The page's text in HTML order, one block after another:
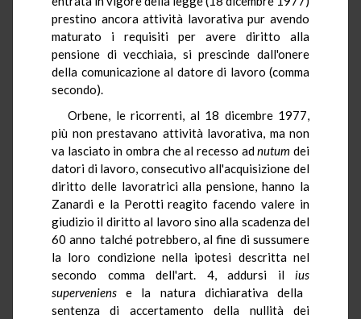
prestino ancora attività lavorativa pur avendo
maturato i requisiti per avere diritto alla
pensione di vecchiaia, si prescinde dall'onere
della comunicazione al datore di lavoro (comma
secondo).
Orbene, le ricorrenti, al 18 dicembre 1977,
più non prestavano attività lavorativa, ma non
va lasciato in ombra che al recesso adnutum dei
datori di lavoro, consecutivo all'acquisizione del
diritto delle lavoratrici alla pensione, hanno la
Zanardi e la Perotti reagito facendo valere in
giudizio il diritto al lavoro sino alla scadenza del
60 anno talché potrebbero, al fine di sussumere
la loro condizione nella ipotesi descritta nel
secondo comma dell'art. 4, addursi il ius
superveniens e la natura dichiarativa della
sentenza di accertamento della nullità dei